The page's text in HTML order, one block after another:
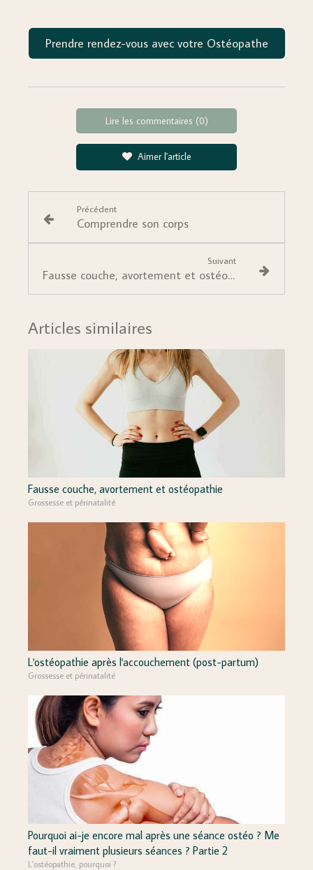
Prendre rendez-vous avec votre Ostéopathe
Lire les commentaires (0)
Aimer l'article
Précédent
Comprendre son corps
Suivant
Fausse couche, avortement et ostéopathie
Articles similaires
Fausse couche, avortement et ostéopathie
Grossesse et périnatalité
L'ostéopathie après l'accouchement (post-partum)
Grossesse et périnatalité
Pourquoi ai-je encore mal après une séance ostéo ? Me
faut-il vraiment plusieurs séances ? Partie 2
L'ostéopathie, pourquoi ?